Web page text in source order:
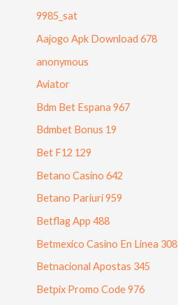
9985_sat
Aajogo Apk Download 678
anonymous
Aviator
Bdm Bet Espana 967
Bdmbet Bonus 19
Bet F12 129
Betano Casino 642
Betano Pariuri 959
Betflag App 488
Betmexico Casino En Linea 308
Betnacional Apostas 345
Betpix Promo Code 976